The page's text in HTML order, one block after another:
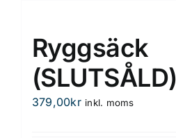
Ryggsäck
(SLUTSÅLD)
379,00kr inkl. moms